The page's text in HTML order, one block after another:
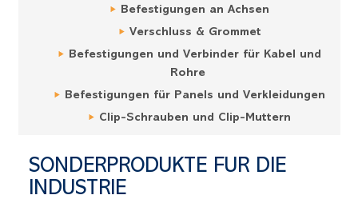
Befestigungen an Achsen
Verschluss & Grommet
Befestigungen und Verbinder für Kabel und
Rohre
Befestigungen für Panels und Verkleidungen
Clip-Schrauben und Clip-Muttern
SONDERPRODUKTE FÜR DIE
INDUSTRIE